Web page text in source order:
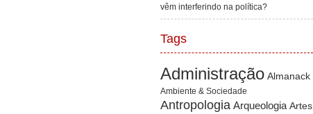
vêm interferindo na política?
Tags
Administração Almanack
Ambiente & Sociedade
Antropologia Arqueologia Artes